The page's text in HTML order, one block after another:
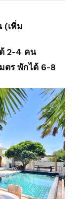
(เพิ่ม
2-4 คน
ตร พักได้ 6-8